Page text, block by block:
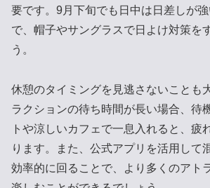
要です。9月下旬でも日中は日差しが
で、帽子やサングラスで日よけ対策を
う。
休憩のタイミングを見逃さないことも
ラクションの待ち時間が長い場合、待
トや涼しいカフェで一息入れると、疲
ります。また、公式アプリを活用して
効率的に回ることで、より多くのアト